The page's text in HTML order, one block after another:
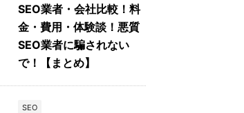
SEO業者・会社比較！料
金・費用・体験談！悪質
SEO業者に騙されない
で！【まとめ】
SEO